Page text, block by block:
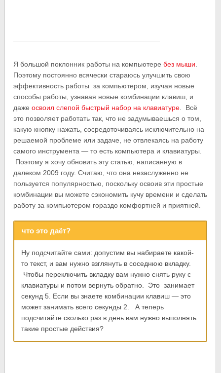
Я большой поклонник работы на компьютеребез мыши.
Поэтому постоянно всячески стараюсь улучшить свою
эффективность работы за компьютером, изучая новые
способы работы, узнавая новые комбинации клавиш, и
дажеосвоил слепой быстрый набор на клавиатуре. Всё
это позволяет работать так, что не задумываешься о том,
какую кнопку нажать, сосредоточиваясь исключительно на
решаемой проблеме или задаче, не отвлекаясь на работу
самого инструмента — то есть компьютера и клавиатуры.
Поэтому я хочу обновить эту статью, написанную в
далеком 2009 году. Считаю, что она незаслуженно не
пользуется популярностью, поскольку освоив эти простые
комбинации вы можете сэкономить кучу времени и сделать
работу за компьютером гораздо комфортней и приятней.
что это даёт?
Ну подсчитайте сами: допустим вы набираете какой-
то текст, и вам нужно взглянуть в соседнюю вкладку.
Чтобы переключить вкладку вам нужно снять руку с
клавиатуры и потом вернуть обратно. Это занимает
секунд 5. Если вы знаете комбинации клавиш — это
может занимать всего секунды 2. А теперь
подсчитайте сколько раз в день вам нужно выполнять
такие простые действия?